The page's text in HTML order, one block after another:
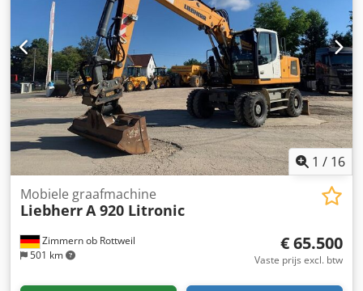
Gebruikt * Duits voertuig Bezichtiging is mogelijk na
voorafgaande afspraak. Verdere informatie, foto's en
video's zijn op aanvraag beschikbaar. Fouten, wijzigingen
en tussentijdse verkoop voorbehouden. Fouten
voorbehouden Wij nemen graag uw gebruikte voertuig
inruil. Codpfx Apozn D Nvemjrf Financiering is mogelijk via
ons. GOLEC NUTZFAHRZEUGE GMBH Wij spreken: Duits,
Engels, Spaans, Pools, Oekraïens, Russisch, Bulgaars.
1 / 16
Zimmern ob Rottweil
501 km
Mobiele graafmachine
LiebherrA 920 Litronic
€ 65.500
Vaste prijs excl. btw